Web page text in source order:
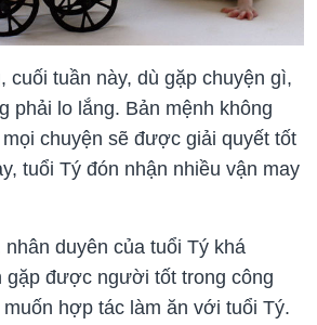
cuối tuần này, dù gặp chuyện gì,
phải lo lắng. Bản mệnh không
chuyện sẽ được giải quyết tốt
tuổi Tý đón nhận nhiều vận may
duyên của tuổi Tý khá
gặp được người tốt trong công
hợp tác làm ăn với tuổi Tý.